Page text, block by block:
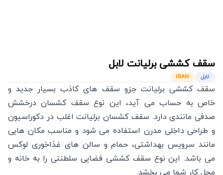
سقف کششی برلیانت لابل
لابل IRAN
سقف کششی برلیانت جزو سقف های کاذب بسیار جدید و
خاص به حساب می آید، این نوع سقف کشسان درخشش
صدفی مانندی دارد. سقف کشسان برلیانت اغلب در دکوراسیون
و طراحی داخلی مدرن استفاده می شود و مناسب مکان هایی
مانند سرویس بهداشتی، حمام و سالن های غذاخوری لوکس
می باشد. این نوع سقف کششی فضایی سلطنتی را به خانه و
محل کار شما می بخشد.